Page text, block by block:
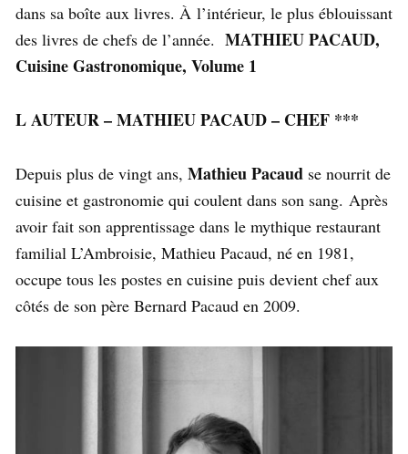
dans sa boîte aux livres. À l’intérieur, le plus éblouissant
des livres de chefs de l’année. MATHIEU PACAUD,
Cuisine Gastronomique, Volume 1
L AUTEUR – MATHIEU PACAUD – CHEF ***
Depuis plus de vingt ans, Mathieu Pacaud se nourrit de
cuisine et gastronomie qui coulent dans son sang. Après
avoir fait son apprentissage dans le mythique restaurant
familial L’Ambroisie, Mathieu Pacaud, né en 1981,
occupe tous les postes en cuisine puis devient chef aux
côtés de son père Bernard Pacaud en 2009.